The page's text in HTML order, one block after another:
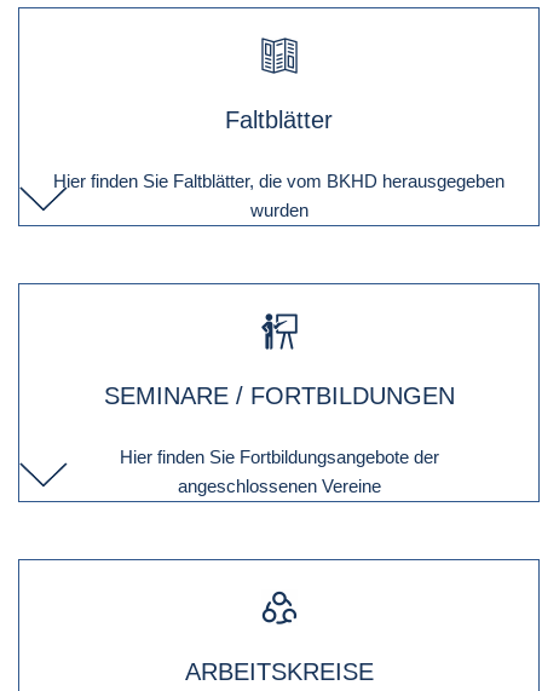
Faltblätter
Hier finden Sie Faltblätter, die vom BKHD herausgegeben
wurden
SEMINARE / FORTBILDUNGEN
Hier finden Sie Fortbildungsangebote der
angeschlossenen Vereine
ARBEITSKREISE